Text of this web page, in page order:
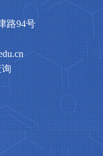
路94号
询